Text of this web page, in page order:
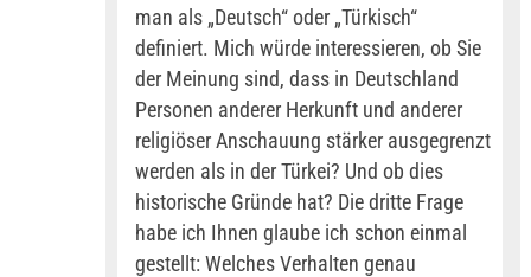
man als „Deutsch“ oder „Türkisch“
definiert. Mich würde interessieren, ob Sie
der Meinung sind, dass in Deutschland
Personen anderer Herkunft und anderer
religiöser Anschauung stärker ausgegrenzt
werden als in der Türkei? Und ob dies
historische Gründe hat? Die dritte Frage
habe ich Ihnen glaube ich schon einmal
gestellt: Welches Verhalten genau